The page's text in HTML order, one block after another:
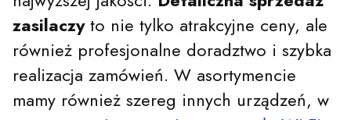
zasilaczyto nie tylko atrakcyjne ceny, ale
również profesjonalne doradztwo i szybka
realizacja zamówień. W asortymencie
mamy również szereg innych urządzeń, w